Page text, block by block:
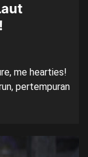
me hearties!
pertempuran